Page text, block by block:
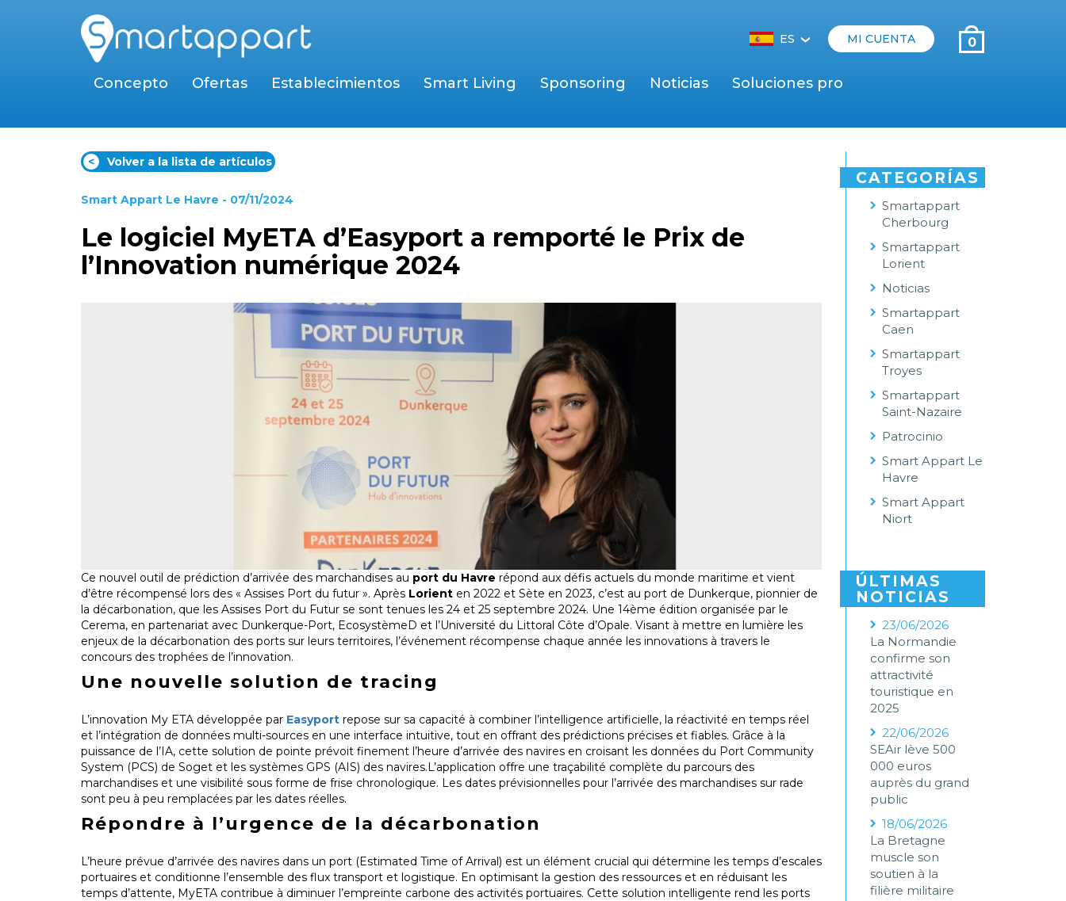
ES‹ MI CUENTA 0
Concepto Ofertas Establecimientos Smart Living Sponsoring Noticias Soluciones pro
< Volver a la lista de artículos
Smart Appart Le Havre - 07/11/2024
Le logiciel MyETA d’Easyport a remporté le Prix de
l’Innovation numérique 2024
Ce nouvel outil de prédiction d’arrivée des marchandises au port du Havre répond aux défis actuels du monde maritime et vient
d’être récompensé lors des « Assises Port du futur ». Après Lorient en 2022 et Sète en 2023, c’est au port de Dunkerque, pionnier de
la décarbonation, que les Assises Port du Futur se sont tenues les 24 et 25 septembre 2024. Une 14ème édition organisée par le
Cerema, en partenariat avec Dunkerque-Port, EcosystèmeD et l’Université du Littoral Côte d’Opale. Visant à mettre en lumière les
enjeux de la décarbonation des ports sur leurs territoires, l’événement récompense chaque année les innovations à travers le
concours des trophées de l’innovation.
Une nouvelle solution de tracing
L’innovation My ETA développée par Easyport repose sur sa capacité à combiner l’intelligence artificielle, la réactivité en temps réel
et l’intégration de données multi-sources en une interface intuitive, tout en offrant des prédictions précises et fiables. Grâce à la
puissance de l’IA, cette solution de pointe prévoit finement l’heure d’arrivée des navires en croisant les données du Port Community
System (PCS) de Soget et les systèmes GPS (AIS) des navires.L’application offre une traçabilité complète du parcours des
marchandises et une visibilité sous forme de frise chronologique. Les dates prévisionnelles pour l’arrivée des marchandises sur rade
sont peu à peu remplacées par les dates réelles.
Répondre à l’urgence de la décarbonation
L’heure prévue d’arrivée des navires dans un port (Estimated Time of Arrival) est un élément crucial qui détermine les temps d’escales
portuaires et conditionne l’ensemble des flux transport et logistique. En optimisant la gestion des ressources et en réduisant les
temps d’attente, MyETA contribue à diminuer l’empreinte carbone des activités portuaires. Cette solution intelligente rend les ports
CATEGORÍAS
Smartappart
Cherbourg
Smartappart
Lorient
Noticias
Smartappart
Caen
Smartappart
Troyes
Smartappart
Saint-Nazaire
Patrocinio
Smart Appart Le
Havre
Smart Appart
Niort
ÚLTIMAS
NOTICIAS
23/06/2026
La Normandie
confirme son
attractivité
touristique en
2025
22/06/2026
SEAir lève 500
000 euros
auprès du grand
public
18/06/2026
La Bretagne
muscle son
soutien à la
filière militaire